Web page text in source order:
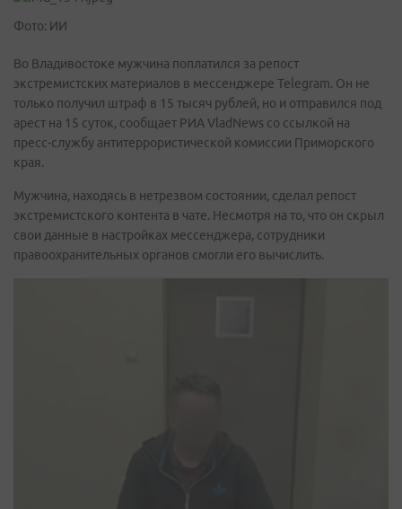
Фото: ИИ
Во Владивостоке мужчина поплатился за репост
экстремистских материалов в мессенджере Telegram. Он не
только получил штраф в 15 тысяч рублей, но и отправился под
арест на 15 суток, сообщает РИА VladNews со ссылкой на
пресс-службу антитеррористической комиссии Приморского
края.
Мужчина, находясь в нетрезвом состоянии, сделал репост
экстремистского контента в чате. Несмотря на то, что он скрыл
свои данные в настройках мессенджера, сотрудники
правоохранительных органов смогли его вычислить.